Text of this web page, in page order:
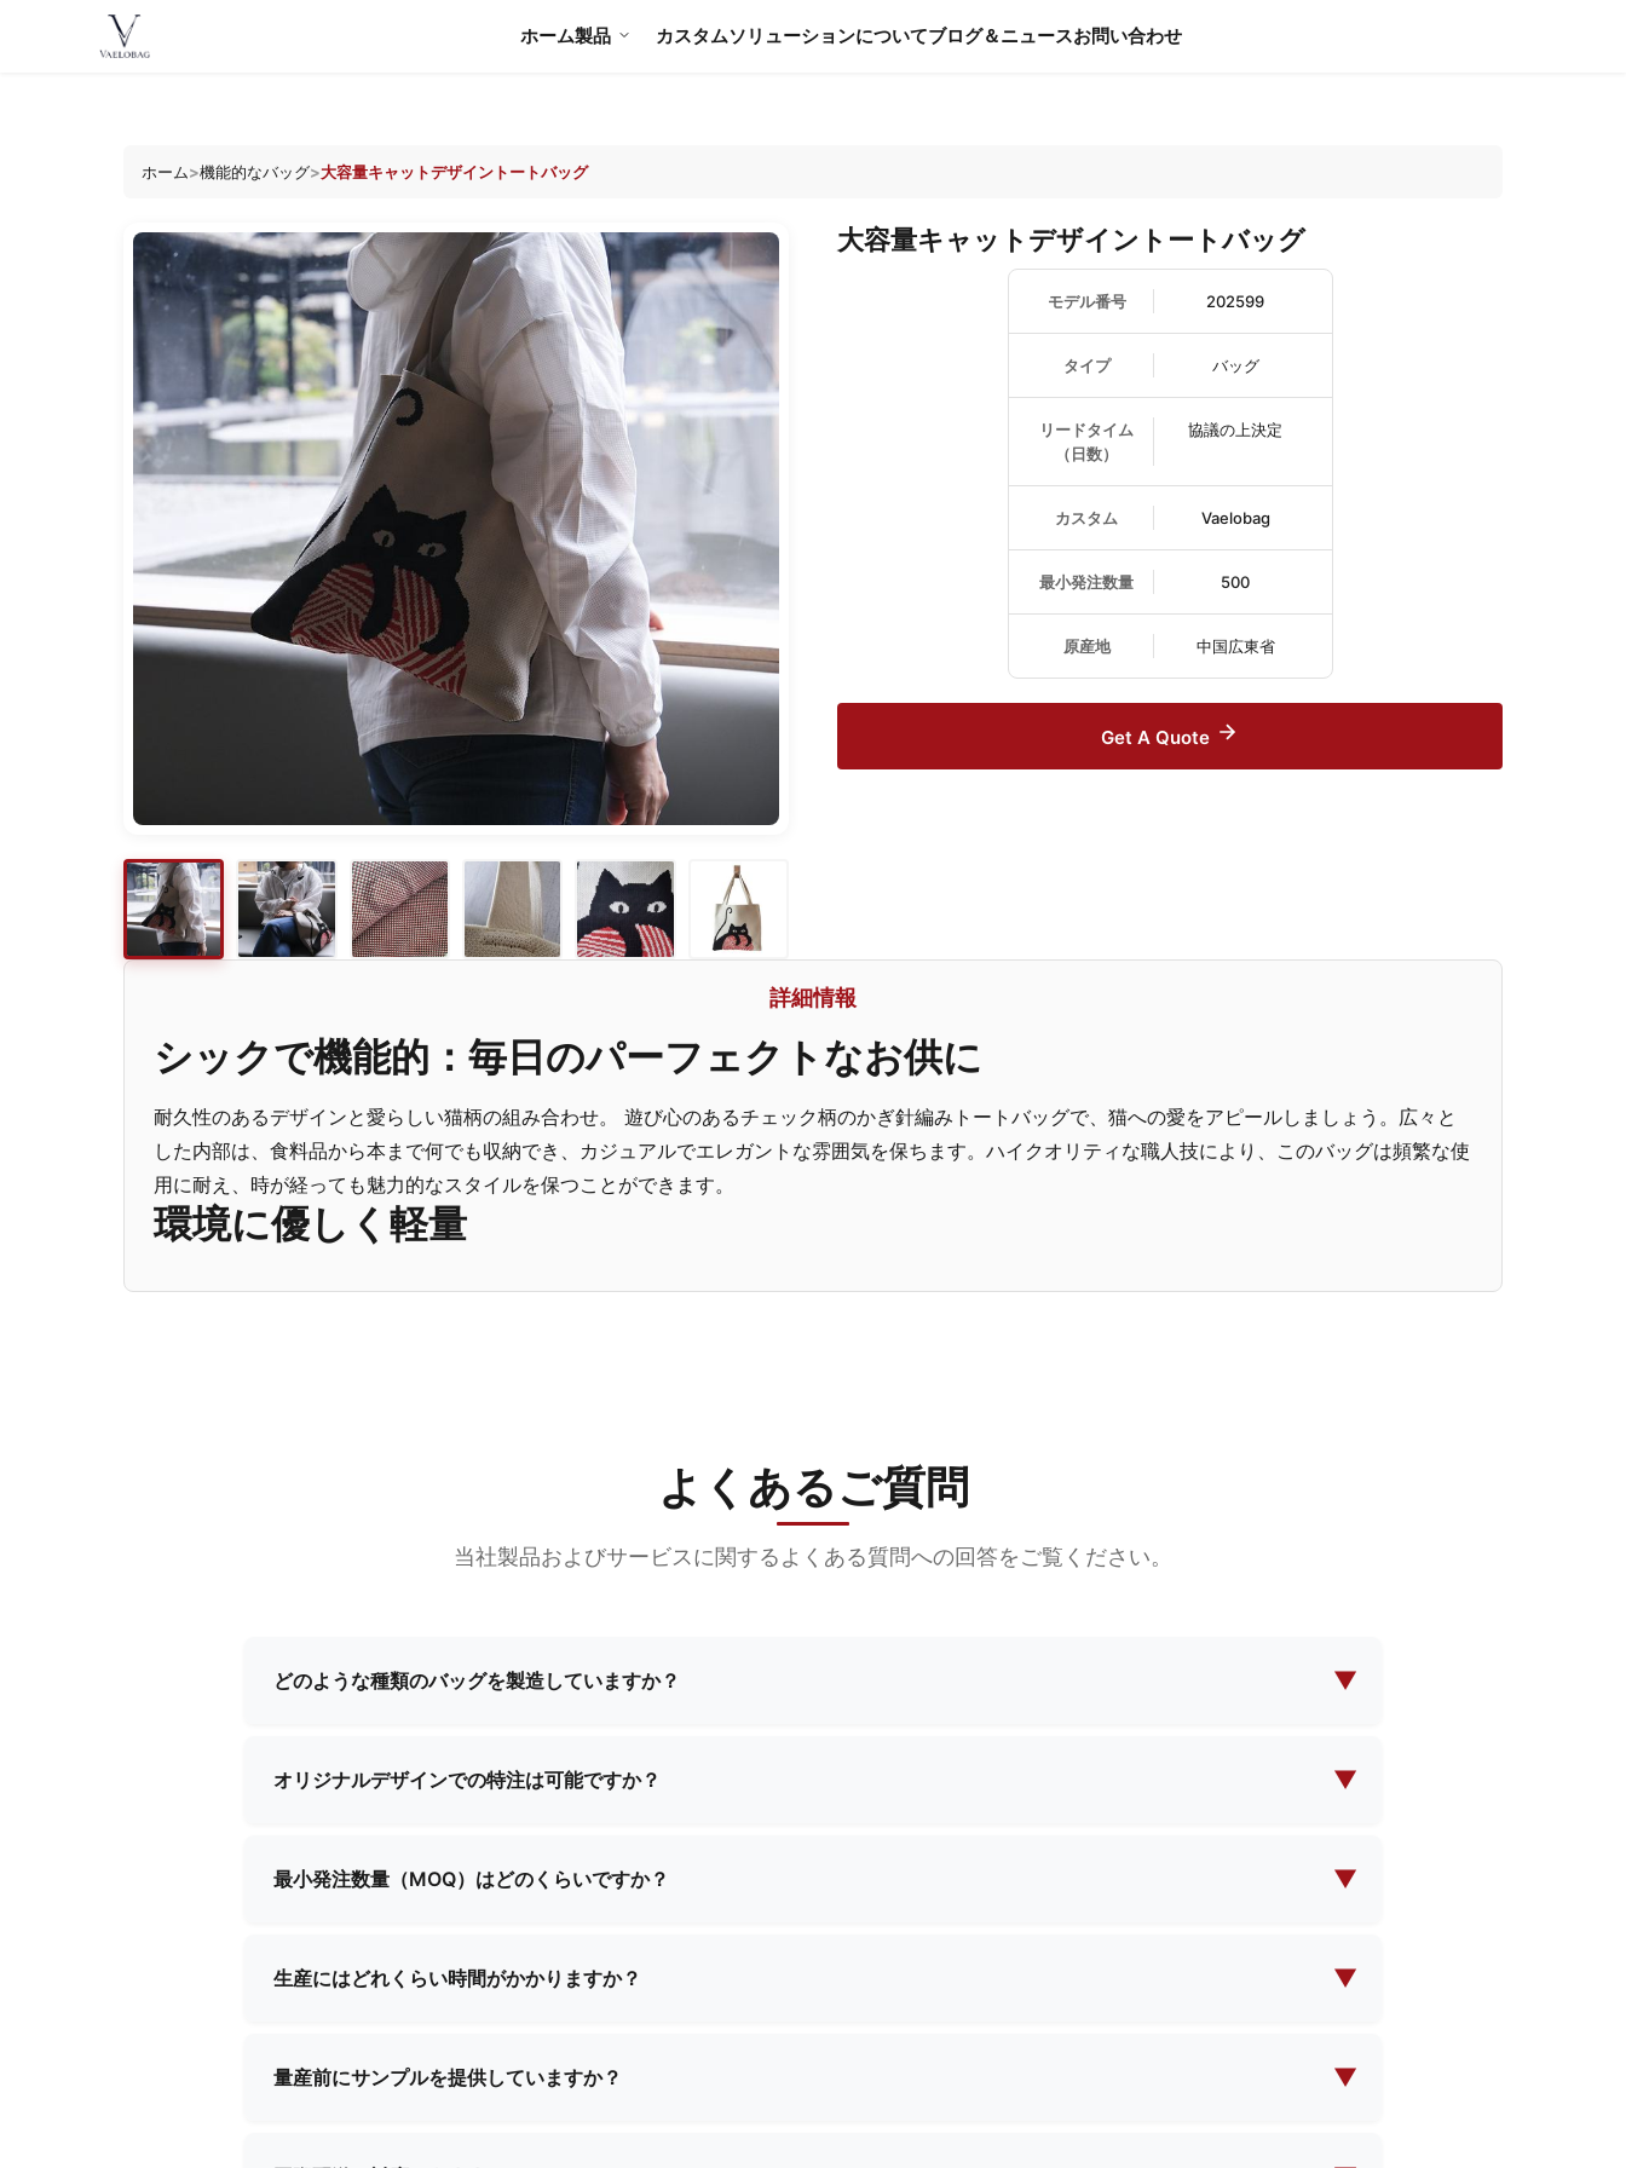
Vaelobag
ホーム製品 カスタムソリューションについてブログ＆ニュースお問い合わせ
ホーム>機能的なバッグ>大容量キャットデザイントートバッグ
大容量キャットデザイントートバッグ
モデル番号 202599
タイプ バッグ
リードタイム
（日数）
協議の上決定
カスタム Vaelobag
最小発注数量 500
原産地 中国広東省
Get A Quote
詳細情報
シックで機能的：毎日のパーフェクトなお供に
耐久性のあるデザインと愛らしい猫柄の組み合わせ。 遊び心のあるチェック柄のかぎ針編みトートバッグで、猫への愛をアピールしましょう。広々と
した内部は、食料品から本まで何でも収納でき、カジュアルでエレガントな雰囲気を保ちます。ハイクオリティな職人技により、このバッグは頻繁な使
用に耐え、時が経っても魅力的なスタイルを保つことができます。
環境に優しく軽量
よくあるご質問
当社製品およびサービスに関するよくある質問への回答をご覧ください。
どのような種類のバッグを製造していますか？ ▼
ッグの製造を専門としています。お客様の特定のニーズに応えるため、標準デザインとカスタムソリューションの両方を提供
オリジナルデザインでの特注は可能ですか？ ▼
ームがご要望に沿った完璧な製品を創り上げるため、ご一緒に取り組ませていただきます。
最小発注数量（MOQ）はどのくらいですか？ ▼
と価格に関する詳細情報をご提供いたします。
生産にはどれくらい時間がかかりますか？ ▼
案内いたします。
量産前にサンプルを提供していますか？ ▼